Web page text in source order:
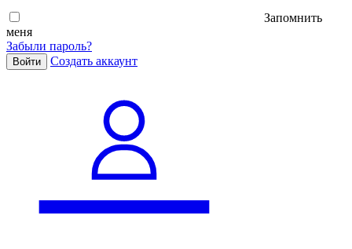
Запомнить
меня
Забыли пароль?
Войти Cоздать аккаунт